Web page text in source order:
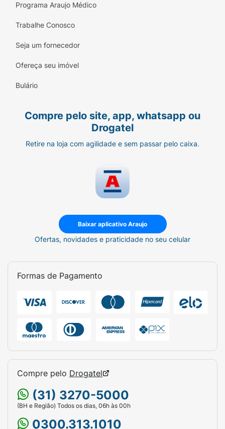
Programa Araujo Médico
Trabalhe Conosco
Seja um fornecedor
Ofereça seu imóvel
Bulário
Compre pelo site, app, whatsapp ou
Drogatel
Retire na loja com agilidade e sem passar pelo caixa.
Baixar aplicativo Araujo
Ofertas, novidades e praticidade no seu celular
Formas de Pagamento
Compre pelo Drogatel
(31) 3270-5000
(BH e Região) Todos os dias, 06h às 00h
0300.313.1010